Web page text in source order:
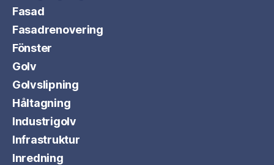
Fasad
Fasadrenovering
Fönster
Golv
Golvslipning
Håltagning
Industrigolv
Infrastruktur
Inredning